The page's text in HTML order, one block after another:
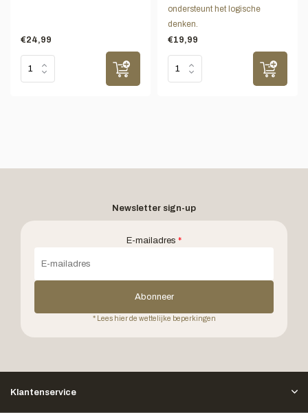
€24,99
ondersteunt het logische
denken.
€19,99
Newsletter sign-up
E-mailadres *
Abonneer
* Lees hier de wettelijke beperkingen
Klantenservice